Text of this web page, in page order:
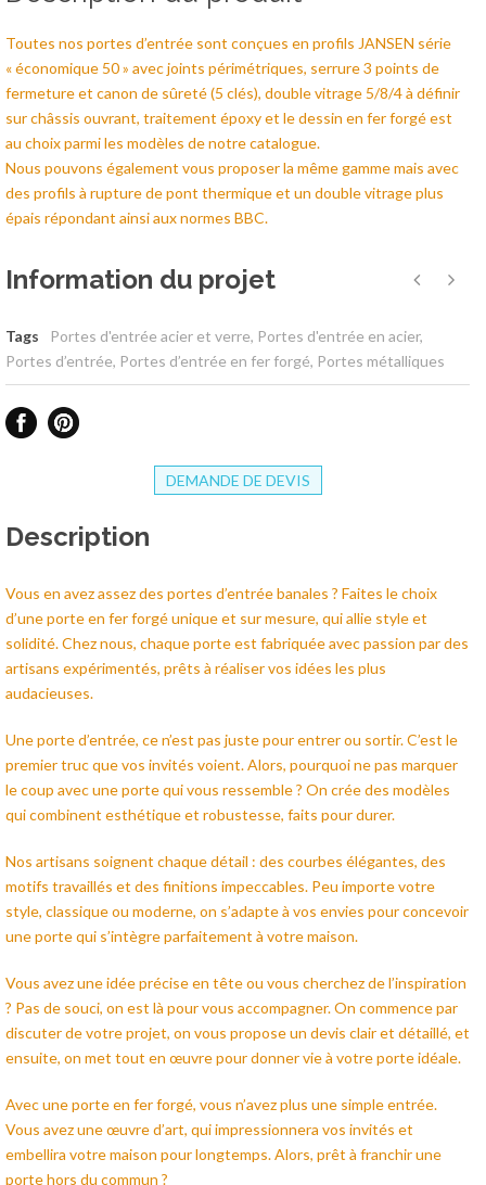
Toutes nos portes d’entrée sont conçues en profils JANSEN série
« économique 50 » avec joints périmétriques, serrure 3 points de
fermeture et canon de sûreté (5 clés), double vitrage 5/8/4 à définir
sur châssis ouvrant, traitement époxy et le dessin en fer forgé est
au choix parmi les modèles de notre catalogue.
Nous pouvons également vous proposer la même gamme mais avec
des profils à rupture de pont thermique et un double vitrage plus
épais répondant ainsi aux normes BBC.
Information du projet
Tags Portes d'entrée acier et verre, Portes d'entrée en acier,
Portes d’entrée, Portes d’entrée en fer forgé, Portes métalliques
DEMANDE DE DEVIS
Description
Vous en avez assez des portes d’entrée banales ? Faites le choix
d’une porte en fer forgé unique et sur mesure, qui allie style et
solidité. Chez nous, chaque porte est fabriquée avec passion par des
artisans expérimentés, prêts à réaliser vos idées les plus
audacieuses.
Une porte d’entrée, ce n’est pas juste pour entrer ou sortir. C’est le
premier truc que vos invités voient. Alors, pourquoi ne pas marquer
le coup avec une porte qui vous ressemble ? On crée des modèles
qui combinent esthétique et robustesse, faits pour durer.
Nos artisans soignent chaque détail : des courbes élégantes, des
motifs travaillés et des finitions impeccables. Peu importe votre
style, classique ou moderne, on s’adapte à vos envies pour concevoir
une porte qui s’intègre parfaitement à votre maison.
Vous avez une idée précise en tête ou vous cherchez de l’inspiration
? Pas de souci, on est là pour vous accompagner. On commence par
discuter de votre projet, on vous propose un devis clair et détaillé, et
ensuite, on met tout en œuvre pour donner vie à votre porte idéale.
Avec une porte en fer forgé, vous n’avez plus une simple entrée.
Vous avez une œuvre d’art, qui impressionnera vos invités et
embellira votre maison pour longtemps. Alors, prêt à franchir une
porte hors du commun ?